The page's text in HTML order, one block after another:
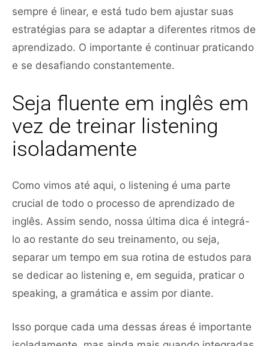
sempre é linear, e está tudo bem ajustar suas
estratégias para se adaptar a diferentes ritmos de
aprendizado. O importante é continuar praticando
e se desafiando constantemente.
Seja fluente em inglês em
vez de treinar listening
isoladamente
Como vimos até aqui, o listening é uma parte
crucial de todo o processo de aprendizado de
inglês. Assim sendo, nossa última dica é integrá-
lo ao restante do seu treinamento, ou seja,
separar um tempo em sua rotina de estudos para
se dedicar ao listening e, em seguida, praticar o
speaking, a gramática e assim por diante.
Isso porque cada uma dessas áreas é importante